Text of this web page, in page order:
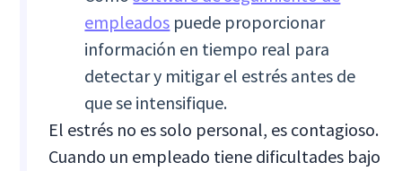
empleados puede proporcionar
información en tiempo real para
detectar y mitigar el estrés antes de
que se intensifique.
El estrés no es solo personal, es contagioso.
Cuando un empleado tiene dificultades bajo